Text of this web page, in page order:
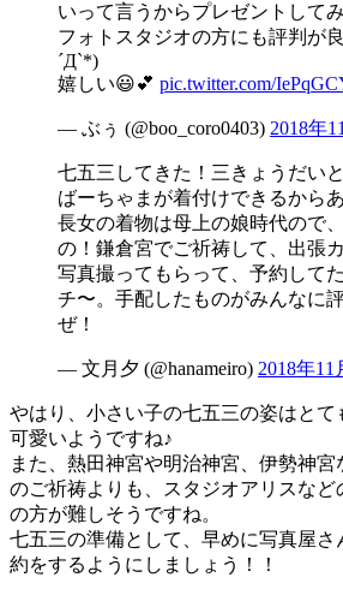
いって言うからプレゼントして
フォトスタジオの方にも評判が
´Д`*)
嬉しい😃💕 pic.twitter.com/
— ぶぅ (@boo_coro0403) 2018年
七五三してきた！三きょうだい
ばーちゃまが着付けできるから
長女の着物は母上の娘時代ので
の！鎌倉宮でご祈祷して、出張
写真撮ってもらって、予約して
チ〜。手配したものがみんなに
ぜ！
— 文月夕 (@hanameiro) 2018年11
やはり、小さい子の七五三の姿はとて
可愛いようですね♪
また、熱田神宮や明治神宮、伊勢神
のご祈祷よりも、スタジオアリスなど
の方が難しそうですね。
七五三の準備として、早めに写真屋
約をするようにしましょう！！